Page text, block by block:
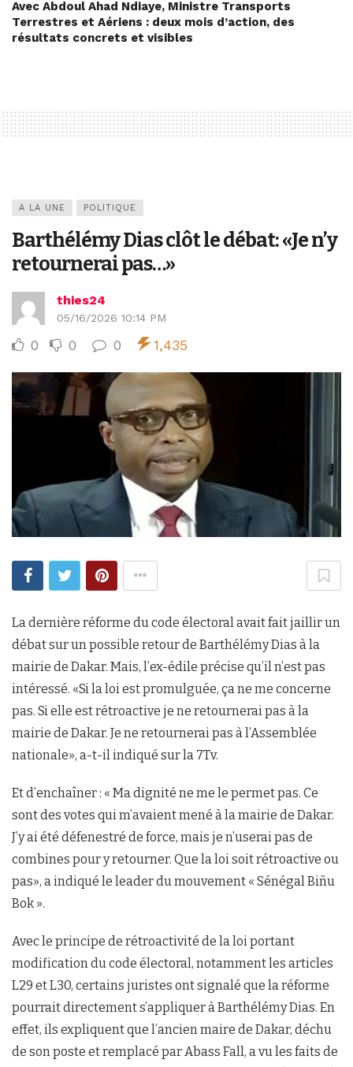
Avec Abdoul Ahad Ndiaye, Ministre Transports
Terrestres et Aériens : deux mois d’action, des
résultats concrets et visibles
A LA UNE POLITIQUE
Barthélémy Dias clôt le débat: «Je n’y
retournerai pas…»
thies24
05/16/2026 10:14 PM
0 0 0 1,435
La dernière réforme du code électoral avait fait jaillir un
débat sur un possible retour de Barthélémy Dias à la
mairie de Dakar. Mais, l’ex-édile précise qu’il n’est pas
intéressé. «Si la loi est promulguée, ça ne me concerne
pas. Si elle est rétroactive je ne retournerai pas à la
mairie de Dakar. Je ne retournerai pas à l’Assemblée
nationale», a-t-il indiqué sur la 7Tv.
Et d’enchaîner : « Ma dignité ne me le permet pas. Ce
sont des votes qui m’avaient mené à la mairie de Dakar.
J’y ai été défenestré de force, mais je n’userai pas de
combines pour y retourner. Que la loi soit rétroactive ou
pas», a indiqué le leader du mouvement « Sénégal Biñu
Bok ».
Avec le principe de rétroactivité de la loi portant
modification du code électoral, notamment les articles
L29 et L30, certains juristes ont signalé que la réforme
pourrait directement s’appliquer à Barthélémy Dias. En
effet, ils expliquent que l’ancien maire de Dakar, déchu
de son poste et remplacé par Abass Fall, a vu les faits de